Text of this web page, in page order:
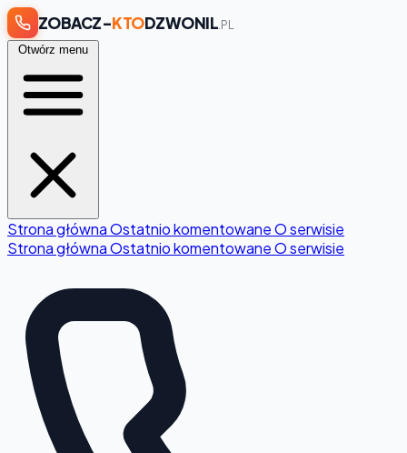
ZOBACZ-KTODZWONIL .PL
Otwórz menu
Strona głównaOstatnio komentowaneO serwisie
Strona głównaOstatnio komentowaneO serwisie